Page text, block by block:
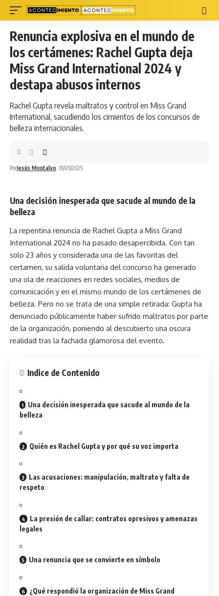
Renuncia explosiva en el mundo de
los certámenes: Rachel Gupta deja
Miss Grand International 2024 y
destapa abusos internos
Rachel Gupta revela maltratos y control en Miss Grand
International, sacudiendo los cimientos de los concursos de
belleza internacionales.
PorJesús Montalvo 31/05/2025
Una decisión inesperada que sacude al mundo de la
belleza
La repentina renuncia de Rachel Gupta a Miss Grand
International 2024 no ha pasado desapercibida. Con tan
solo 23 años y considerada una de las favoritas del
certamen, su salida voluntaria del concurso ha generado
una ola de reacciones en redes sociales, medios de
comunicación y en el mismo mundo de los certámenes de
belleza. Pero no se trata de una simple retirada: Gupta ha
denunciado públicamente haber sufrido maltratos por parte
de la organización, poniendo al descubierto una oscura
realidad tras la fachada glamorosa del evento.
Indice de Contenido
Una decisión inesperada que sacude al mundo de la
belleza
Quién es Rachel Gupta y por qué su voz importa
Las acusaciones: manipulación, maltrato y falta de
respeto
La presión de callar: contratos opresivos y amenazas
legales
Una renuncia que se convierte en símbolo
¿Qué respondió la organización de Miss Grand